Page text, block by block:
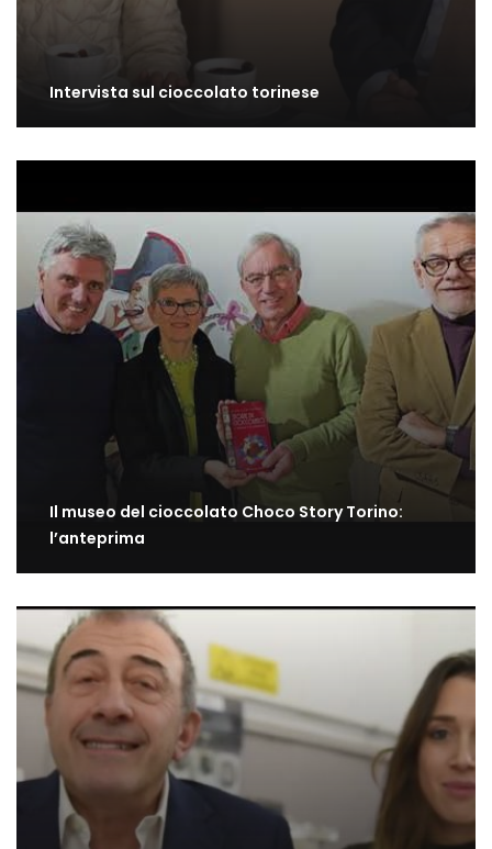
Intervista sul cioccolato torinese
Il museo del cioccolato Choco Story Torino:
l’anteprima